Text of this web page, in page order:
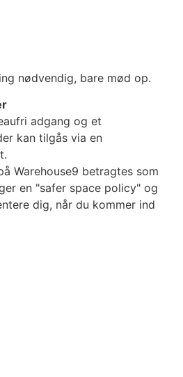
nødvendig, bare mød op.
adgang og et
kan tilgås via en
Warehouse9 betragtes som
en "safer space policy" og
dig, når du kommer ind